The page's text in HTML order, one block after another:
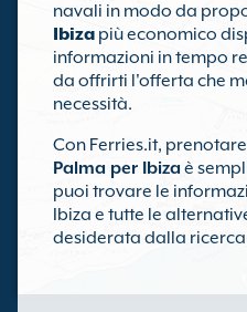
navali in modo da
Ibiza più economico
informazioni in tempo
da offrirti l'offerta che
necessità.
Con Ferries.it,
Palma per Ibiza è
puoi trovare le
Ibiza e tutte le
desiderata dalla